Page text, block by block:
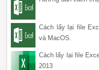
Cách lấy lại file
và MacOS.
Cách lấy lại file
2013